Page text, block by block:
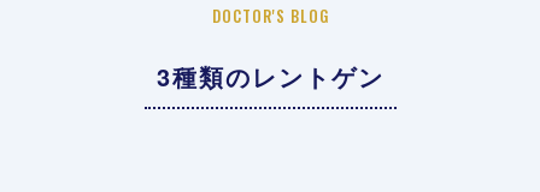
DOCTOR'S BLOG
3種類のレントゲン